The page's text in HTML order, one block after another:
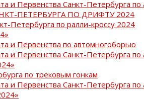
и Первенства Санкт-Петербурга
ПЕТЕРБУРГА ПО ДРИФТУ 2024
Петербурга по ралли-кроссу 2024
и Первенства по автомногоборью
и Первенства Санкт-Петербурга
по трековым гонкам
и Первенства Санкт-Петербурга